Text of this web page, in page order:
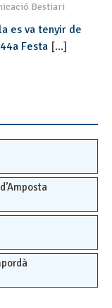
Bestiari
es va tenyir de
Festa [...]